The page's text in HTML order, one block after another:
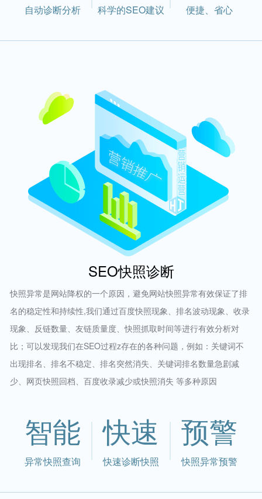
自动诊断分析 科学的SEO建议 便捷、省心
SEO快照诊断
快照异常是网站降权的一个原因，避免网站快照异常有效保证了排
名的稳定性和持续性,我们通过百度快照现象、排名波动现象、收录
现象、反链数量、友链质量度、快照抓取时间等进行有效分析对
比；可以发现我们在SEO过程z存在的各种问题，例如：关键词不
出现排名、排名不稳定、排名突然消失、关键词排名数量急剧减
少、网页快照回档、百度收录减少或快照消失 等多种原因
智能
异常快照查询
快速
快速诊断快照
预警
快照异常预警